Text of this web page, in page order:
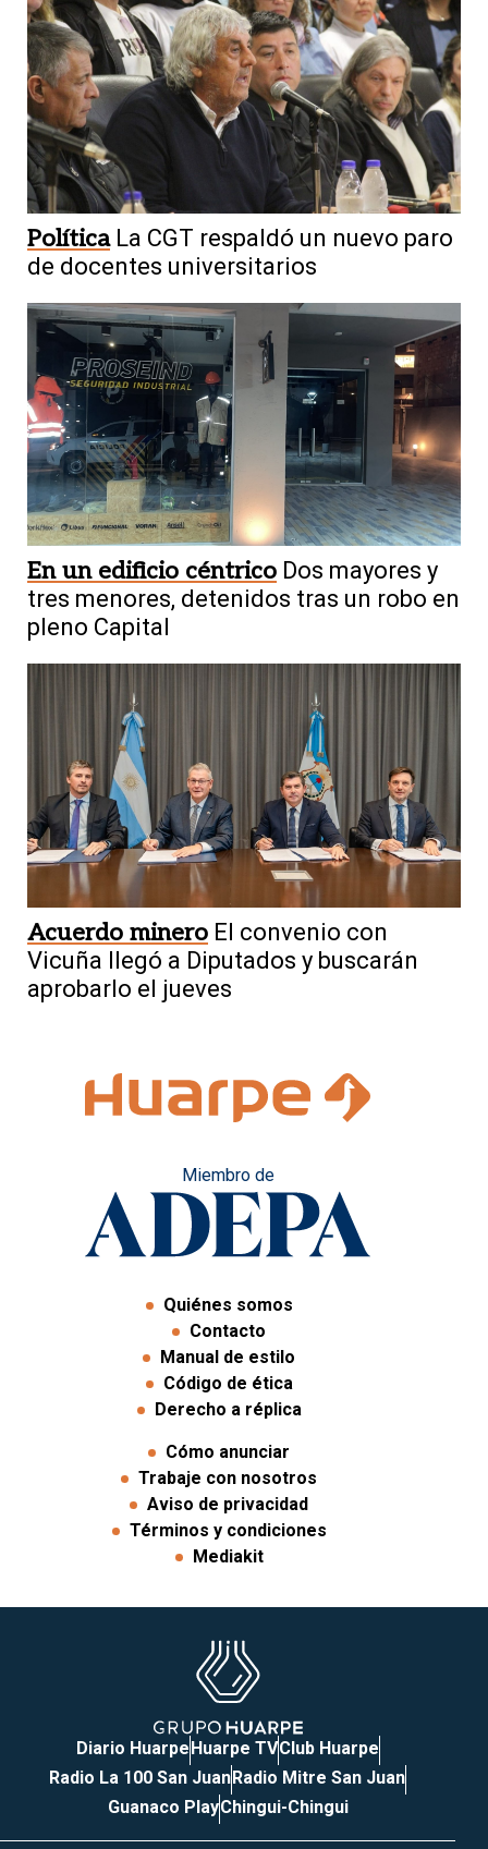
Política La CGT respaldó un nuevo paro
de docentes universitarios
En un edificio céntrico Dos mayores y
tres menores, detenidos tras un robo en
pleno Capital
Acuerdo minero El convenio con
Vicuña llegó a Diputados y buscarán
aprobarlo el jueves
Miembro de
Quiénes somos
Contacto
Manual de estilo
Código de ética
Derecho a réplica
Cómo anunciar
Trabaje con nosotros
Aviso de privacidad
Términos y condiciones
Mediakit
Diario HuarpeHuarpe TVClub Huarpe
Radio La 100 San JuanRadio Mitre San Juan
Guanaco PlayChingui-Chingui